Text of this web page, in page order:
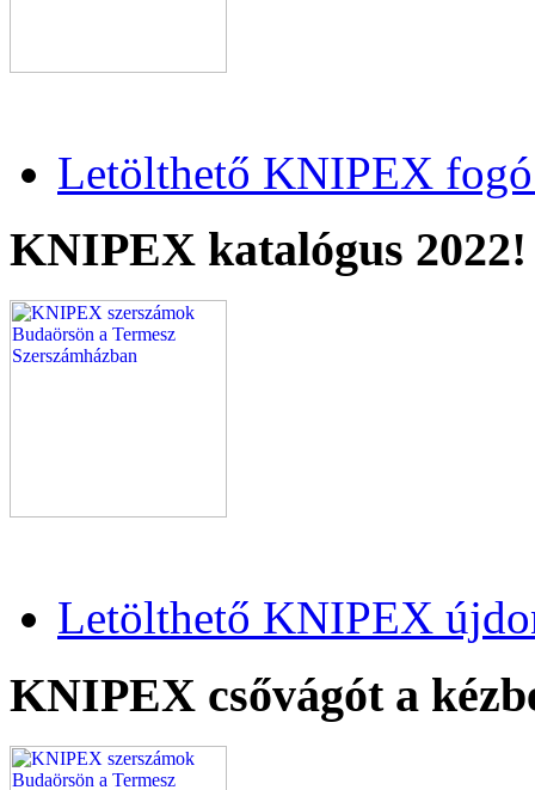
Letölthető KNIPEX fogó
KNIPEX katalógus 2022!
Letölthető KNIPEX
KNIPEX csővágót a